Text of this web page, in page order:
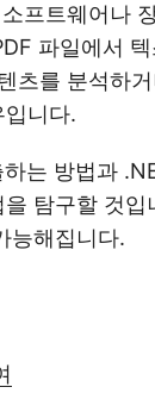
프트웨어나
파일에서
츠를 분석하
니다.
는 방법과
탐구할 것
능해집니다.